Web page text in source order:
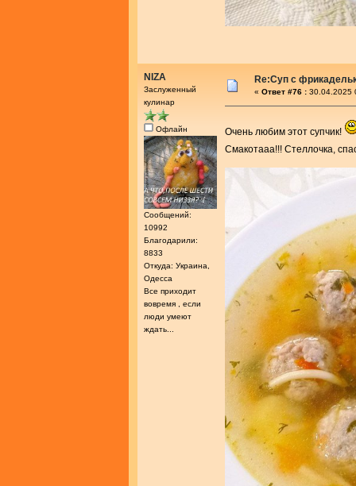
NIZA
Заслуженный
кулинар
Офлайн
Сообщений:
10992
Благодарили:
8833
Откуда: Украина,
Одесса
Все приходит
вовремя , если
люди умеют
ждать...
Re:Суп с
« Ответ #76 : 30.04.2025
Очень любим этот супчик!
Смакотааа!!! Стеллочка,